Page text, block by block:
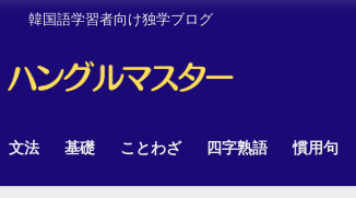
韓国語学習者向け独学ブログ
文法 基礎 ことわざ 四字熟語 慣用句